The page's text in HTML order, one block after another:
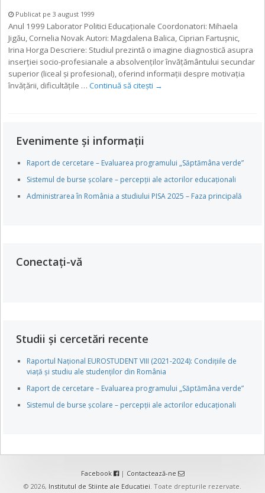
Publicat pe 3 august 1999
Anul 1999 Laborator Politici Educaţionale Coordonatori: Mihaela
Jigău, Cornelia Novak Autori: Magdalena Balica, Ciprian Fartuşnic,
Irina Horga Descriere: Studiul prezintă o imagine diagnostică asupra
inserţiei socio-profesianale a absolvenţilor învăţământului secundar
superior (liceal şi profesional), oferind informaţii despre motivaţia
învăţării, dificultăţile …Continuă să citești →
Evenimente și informații
Raport de cercetare – Evaluarea programului „Săptămâna verde”
Sistemul de burse școlare – percepții ale actorilor educaționali
Administrarea în România a studiului PISA 2025 – Faza principală
Conectați-vă
Studii și cercetări recente
Raportul Național EUROSTUDENT VIII (2021-2024): Condițiile de
viață și studiu ale studenților din România
Raport de cercetare – Evaluarea programului „Săptămâna verde”
Sistemul de burse școlare – percepții ale actorilor educaționali
Facebook | Contactează-ne
© 2026, Institutul de Stiinte ale Educatiei. Toate drepturile rezervate.